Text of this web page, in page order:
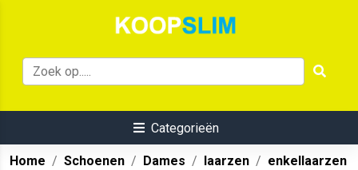
Categorieën
Home Schoenen Dames laarzen enkellaarzen